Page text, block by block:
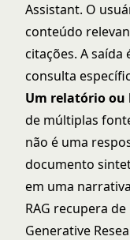
Assistant. O
conteúdo
citações. A
consulta
Um relatório ou
de múltiplas
não é uma
documento
em uma
RAG recupera
Generative